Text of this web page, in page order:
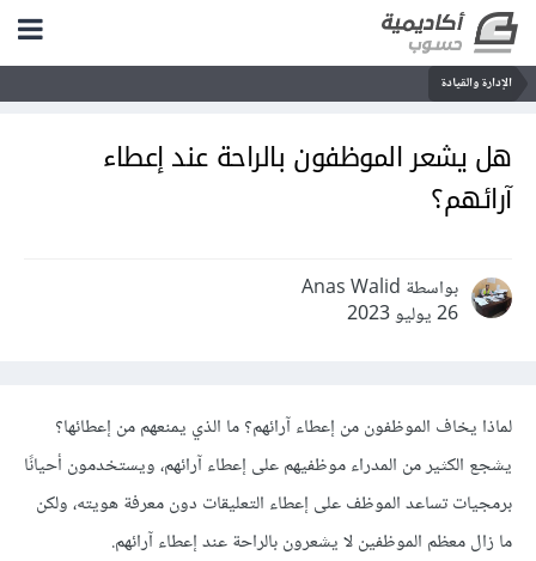
الإدارة والقيادة
هل يشعر الموظفون بالراحة عند إعطاء
آرائهم؟
بواسطة Anas Walid
26 يوليو 2023
لماذا يخاف الموظفون من إعطاء آرائهم؟ ما الذي يمنعهم من إعطائها؟
يشجع الكثير من المدراء موظفيهم على إعطاء آرائهم، ويستخدمون أحيانًا
برمجيات تساعد الموظف على إعطاء التعليقات دون معرفة هويته، ولكن
ما زال معظم الموظفين لا يشعرون بالراحة عند إعطاء آرائهم.